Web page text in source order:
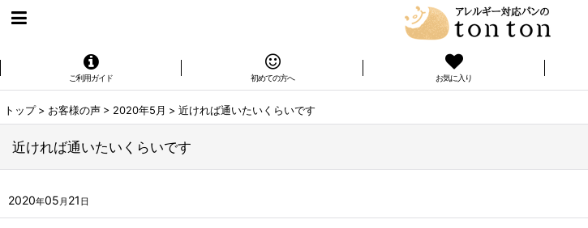
ご利用ガイド 初めての方へ お気に入り
トップ > お客様の声 > 2020年5月 > 近ければ通いたいくらいです
近ければ通いたいくらいです
2020年05 月 21 日